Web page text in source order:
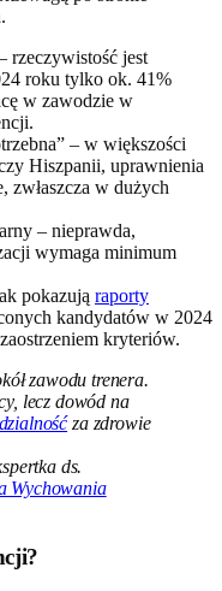
rzeczywistość jest
roku tylko ok. 41%
w zawodzie w
– w większości
Hiszpanii, uprawnienia
zwłaszcza w dużych
– nieprawda,
wymaga minimum
pokazują raporty
kandydatów w 2024
kryteriów.
zawodu trenera.
lecz dowód na
za zdrowie
ds.
Wychowania